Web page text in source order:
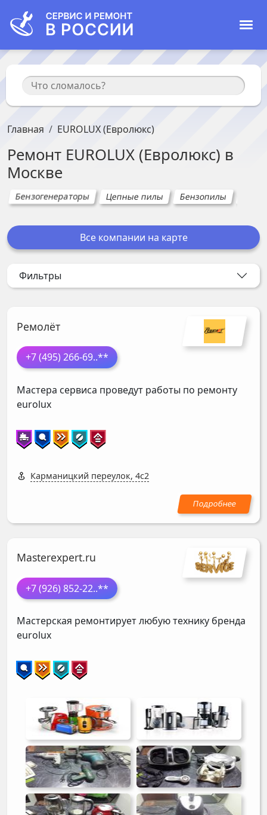
Главная EUROLUX (Евролюкс)
Ремонт EUROLUX (Евролюкс) в
Москве
Бензогенераторы Цепные пилы Бензопилы
Ремолёт
+7 (495) 266-69..**
Мастера сервиса проведут работы по ремонту
eurolux
Карманицкий переулок, 4с2
Masterexpert.ru
+7 (926) 852-22..**
Мастерская ремонтирует любую технику бренда
eurolux
Все компании на карте
Фильтры